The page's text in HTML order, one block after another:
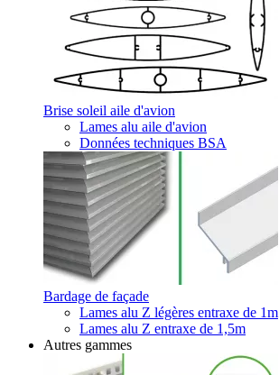
Brise soleil aile d'avion
Lames alu aile d'avion
Données techniques BSA
Bardage de façade
Lames alu Z légères entraxe de 1m
Lames alu Z entraxe de 1,5m
Autres gammes